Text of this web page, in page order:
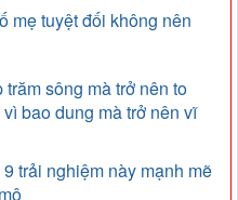
mẹ tuyệt đối không nên
sông mà trở nên to
bao dung mà trở nên vĩ
trải nghiệm này mạnh mẽ